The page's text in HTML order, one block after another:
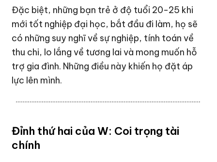
Đặc biệt, những bạn trẻ ở độ tuổi 20-25 khi
mới tốt nghiệp đại học, bắt đầu đi làm, họ sẽ
có những suy nghĩ về sự nghiệp, tính toán về
thu chi, lo lắng về tương lai và mong muốn hỗ
trợ gia đình. Những điều này khiến họ đặt áp
lực lên mình.
Đỉnh thứ hai của W: Coi trọng tài
chính